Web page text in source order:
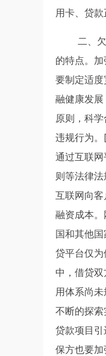
用卡、贷
二、
的特点。
要制定适
融健康发展
原则，科
违规行为
通过互联网
则等法律
互联网向
融资成本
国和其他
贷平台仅为
中，借贷
用体系尚
不断的探
贷款项目引
保方也要